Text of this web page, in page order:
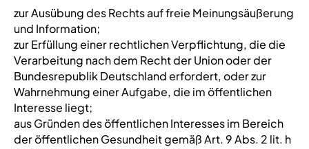
zur Ausübung des Rechts auf freie Meinungsäußerung
und Information;
zur Erfüllung einer rechtlichen Verpflichtung, die die
Verarbeitung nach dem Recht der Union oder der
Bundesrepublik Deutschland erfordert, oder zur
Wahrnehmung einer Aufgabe, die im öffentlichen
Interesse liegt;
aus Gründen des öffentlichen Interesses im Bereich
der öffentlichen Gesundheit gemäß Art. 9 Abs. 2 lit. h